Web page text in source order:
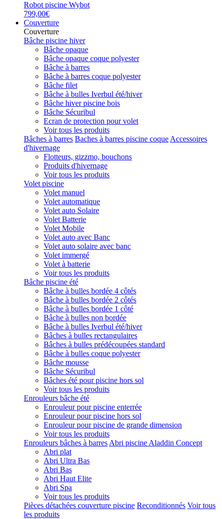
Robot piscine Wybot
799,00€
Couverture
Couverture
Bâche piscine hiver
Bâche opaque
Bâche opaque coque polyester
Bâche à barres
Bâche à barres coque polyester
Bâche filet
Bâche à bulles Iverbul été/hiver
Bâche hiver piscine bois
Bâche Sécuribul
Ecran de protection pour volet
Voir tous les produits
Bâches à barres Baches à barres piscine coque Accessoires
d'hivernage
Flotteurs, gizzmo, bouchons
Produits d'hivernage
Voir tous les produits
Volet piscine
Volet manuel
Volet automatique
Volet auto Solaire
Volet Batterie
Volet Mobile
Volet auto avec Banc
Volet auto solaire avec banc
Volet immergé
Volet à batterie
Voir tous les produits
Bâche piscine été
Bâche à bulles bordée 4 côtés
Bâche à bulles bordée 2 côtés
Bâche à bulles bordée 1 côté
Bâche à bulles non bordée
Bâche à bulles Iverbul été/hiver
Bâches à bulles rectangulaires
Bâches à bulles prédécoupées standard
Bâche à bulles coque polyester
Bâche mousse
Bâche Sécuribul
Bâches été pour piscine hors sol
Voir tous les produits
Enrouleurs bâche été
Enrouleur pour piscine enterrée
Enrouleur pour piscine hors sol
Enrouleur pour piscine de grande dimension
Voir tous les produits
Enrouleurs bâches à barres Abri piscine Aladdin Concept
Abri plat
Abri Ultra Bas
Abri Bas
Abri Haut Elite
Abri Spa
Voir tous les produits
Pièces détachées couverture piscine Reconditionnés Voir tous
les produits